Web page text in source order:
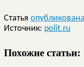
Статья опубликована
Источник: polit.ru
Похожие статьи: